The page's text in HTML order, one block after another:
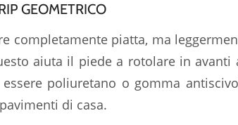
GEOMETRICO
completamente piatta, ma
aiuta il piede a rotolare in avanti
poliuretano o gomma
di casa.